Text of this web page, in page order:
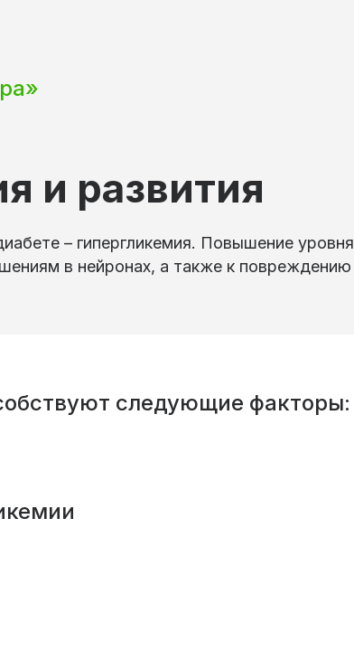
и развития
– гипергликемия. Повышение уровня
в нейронах, а также к повреждению
следующие факторы: